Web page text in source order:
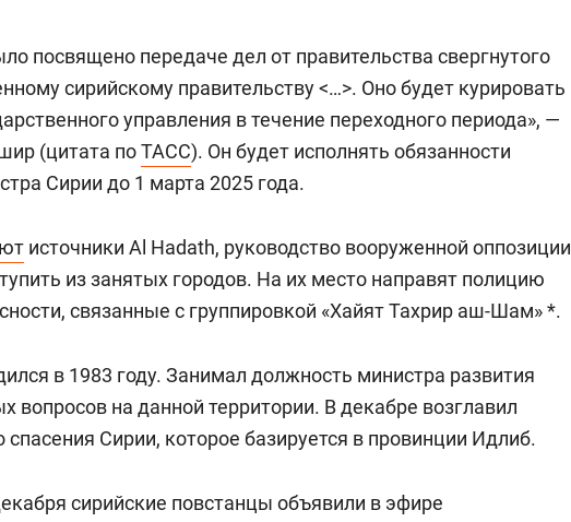
посвящено передаче дел от правительства свергнутого
сирийскому правительству <…>. Оно будет курировать
управления в течение переходного периода», —
(цитата поТАСС). Он будет исполнять обязанности
Сирии до 1 марта 2025 года.
источники Al Hadath, руководство вооруженной оппозиции
из занятых городов. На их место направят полицию
связанные с группировкой «Хайят Тахрир аш-Шам» *.
в 1983 году. Занимал должность министра развития
вопросов на данной территории. В декабре возглавил
спасения Сирии, которое базируется в провинции Идлиб.
сирийские повстанцы объявили в эфире